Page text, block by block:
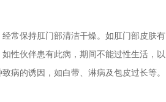
常保持肛门部清洁干燥。如肛门部皮肤有
性伙伴患有此病，期间不能过性生活，以
病的诱因，如白带、淋病及包皮过长等。